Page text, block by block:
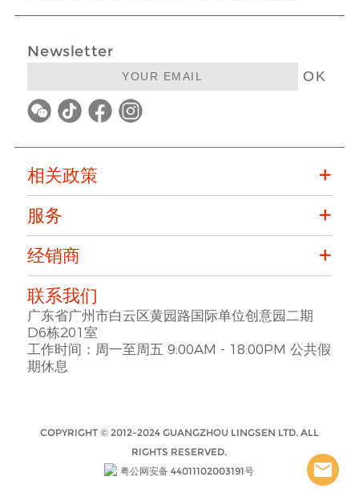
Newsletter
OK
相关政策
服务
经销商
联系我们
广东省广州市白云区黄园路国际单位创意园二期
D6栋201室
工作时间：周一至周五 9:00AM - 18:00PM 公共假
期休息
COPYRIGHT © 2012-2024 GUANGZHOU LINGSEN LTD. ALL
RIGHTS RESERVED.
粤公网安备 44011102003191号